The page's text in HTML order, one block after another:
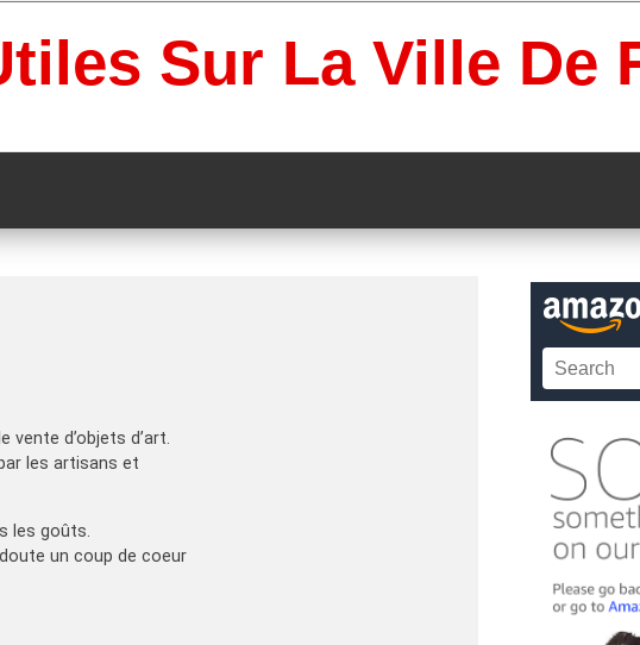
Sur La Ville De
vente d’objets d’art.
les artisans et
les goûts.
un coup de coeur